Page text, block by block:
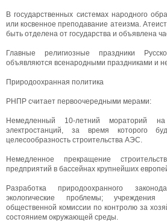
В государственных системах народного
или косвенное преподавание атеизма.
быть отделена от государства и объявлена
Главные религиозные праздники
объявляются всенародными праздниками и
Природоохранная политика
РНПР считает первоочередными мерами:
Немедленный 10-летний мораторий на
электростанций, за время которого
целесообразность строительства АЭС.
Немедленное прекращение
предприятий в бассейнах крупнейших
Разработка природоохранного
экологические проблемы; учреждения
общественной комиссии по контролю за
состоянием окружающей среды.